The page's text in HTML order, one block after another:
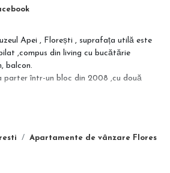
Apartamente de vânzare Floresti
Apei , Florești , suprafața utilă este
,compus din living cu bucătărie
balcon.
parter într-un bloc din 2008 ,cu două
se poate achizitiona separat